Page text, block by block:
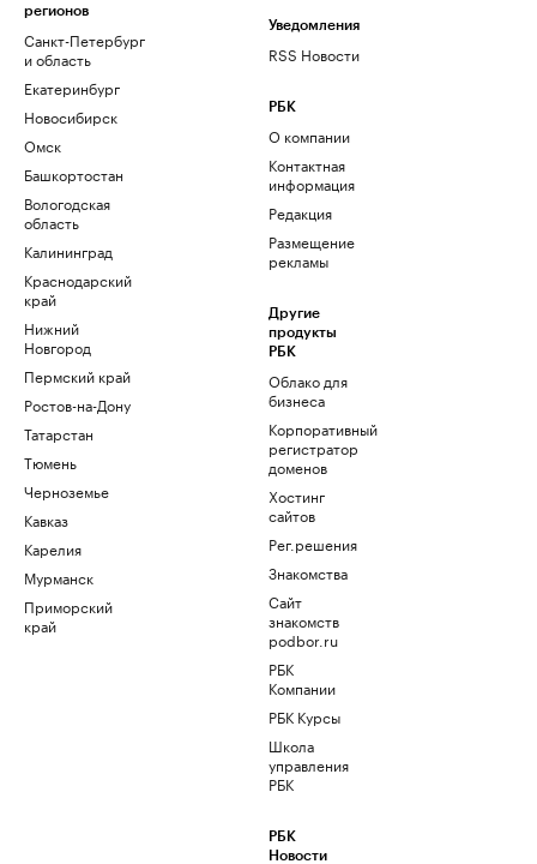
регионов
Санкт-Петербург
и область
Екатеринбург
Новосибирск
Омск
Башкортостан
Вологодская
область
Калининград
Краснодарский
край
Нижний
Новгород
Пермский край
Ростов-на-Дону
Татарстан
Тюмень
Черноземье
Кавказ
Карелия
Мурманск
Приморский
край
Уведомления
RSS Новости
РБК
О компании
Контактная
информация
Редакция
Размещение
рекламы
Другие
продукты
РБК
Облако для
бизнеса
Корпоративный
регистратор
доменов
Хостинг
сайтов
Рег.решения
Знакомства
Сайт
знакомств
podbor.ru
РБК
Компании
РБК Курсы
Школа
управления
РБК
РБК
Новости